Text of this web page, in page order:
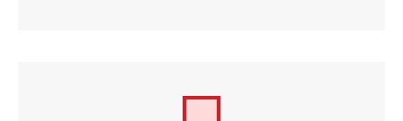
3 Tarafı Yapışık Saşet